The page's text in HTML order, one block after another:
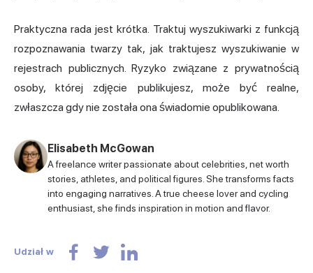
Praktyczna rada jest krótka. Traktuj wyszukiwarki z funkcją
rozpoznawania twarzy tak, jak traktujesz wyszukiwanie w
rejestrach publicznych. Ryzyko związane z prywatnością
osoby, której zdjęcie publikujesz, może być realne,
zwłaszcza gdy nie została ona świadomie opublikowana.
Elisabeth McGowan
A freelance writer passionate about celebrities, net worth
stories, athletes, and political figures. She transforms facts
into engaging narratives. A true cheese lover and cycling
enthusiast, she finds inspiration in motion and flavor.
Udział w